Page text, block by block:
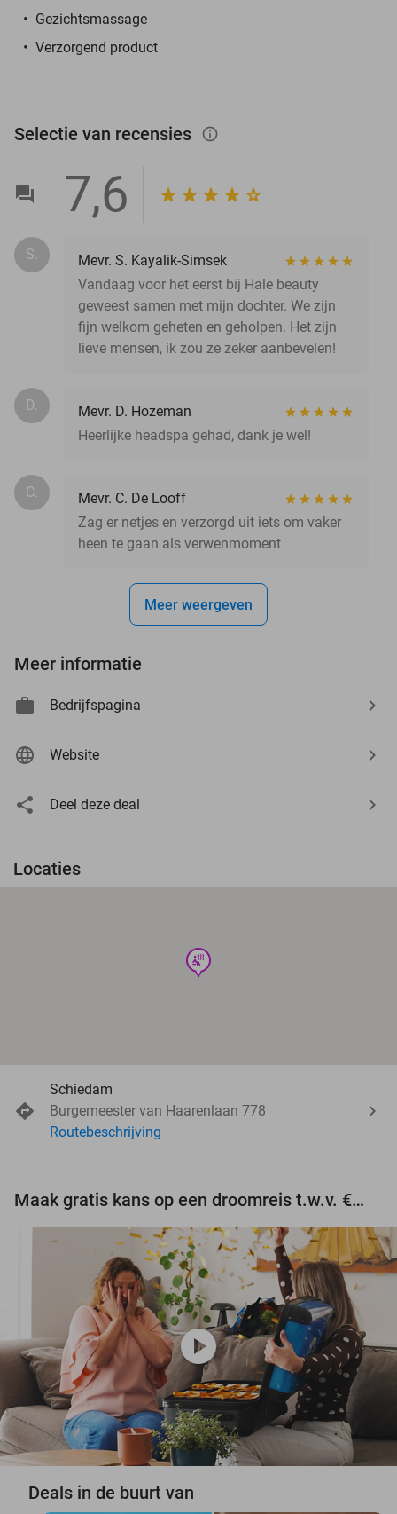
Gezichtsmassage
Verzorgend product
Selectie van recensies info_outlined
7,6
S.
Mevr. S. Kayalik-Simsek
Vandaag voor het eerst bij Hale beauty
geweest samen met mijn dochter. We zijn
fijn welkom geheten en geholpen. Het zijn
lieve mensen, ik zou ze zeker aanbevelen!
D.
Mevr. D. Hozeman
Heerlijke headspa gehad, dank je wel!
C.
Mevr. C. De Looff
Zag er netjes en verzorgd uit iets om vaker
heen te gaan als verwenmoment
Meer weergeven
Meer informatie
Bedrijfspagina
Website
Deel deze deal
Locaties
wellness
Schiedam
Burgemeester van Haarenlaan 778
Routebeschrijving
Maak gratis kans op een droomreis t.w.v. €3.000!
play_circle
Deals in de buurt van